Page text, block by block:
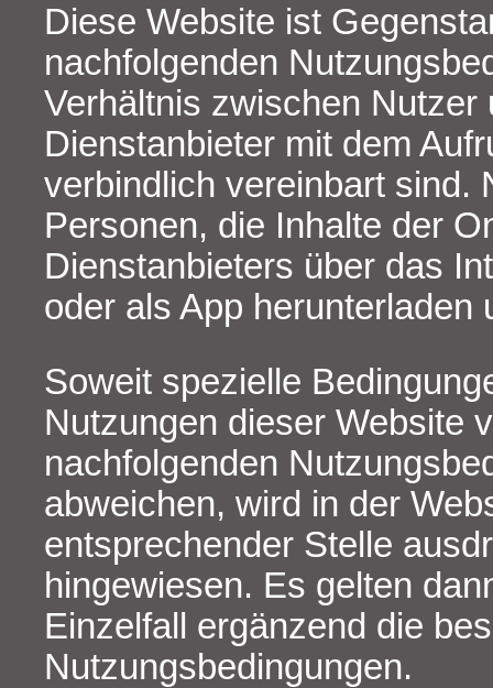
Diese Website ist
nachfolgenden
Verhältnis zwischen Nutzer
Dienstanbieter mit dem
verbindlich vereinbart sind.
Personen, die Inhalte der
Dienstanbieters über das
oder als App herunterladen
Soweit spezielle
Nutzungen dieser Website
nachfolgenden
abweichen, wird in der
entsprechender Stelle
hingewiesen. Es gelten
Einzelfall ergänzend die
Nutzungsbedingungen.